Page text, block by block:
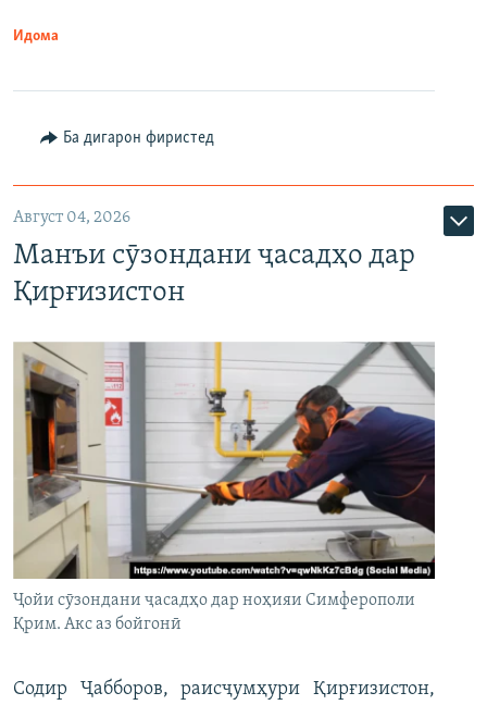
Идома
Ба дигарон фиристед
Август 04, 2026
Манъи сӯзондани ҷасадҳо дар
Қирғизистон
Ҷойи сӯзондани ҷасадҳо дар ноҳияи Симферополи
Қрим. Акс аз бойгонӣ
Содир Ҷабборов, раисҷумҳури Қирғизистон,